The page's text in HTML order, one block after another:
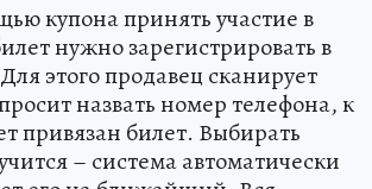
купона принять участие в
нужно зарегистрировать в
этого продавец сканирует
назвать номер телефона, к
привязан билет. Выбирать
– система автоматически